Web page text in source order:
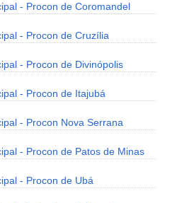
- Procon de Coromandel
- Procon de Cruzília
- Procon de Divinópolis
- Procon de Itajubá
- Procon Nova Serrana
- Procon de Patos de Minas
- Procon de Ubá